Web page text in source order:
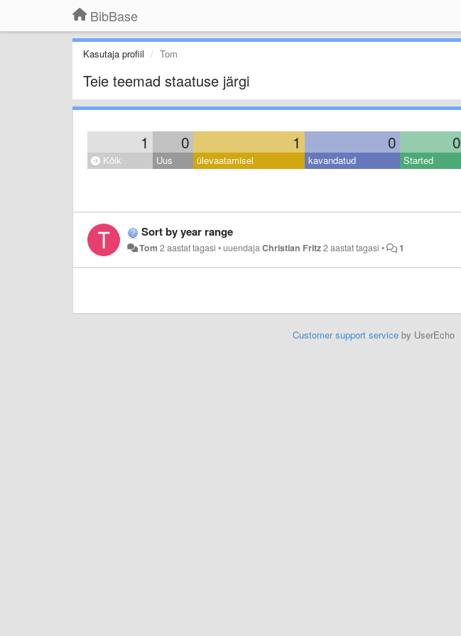
BibBase
Kasutaja profiil Tom
Teie teemad staatuse järgi
1 0 1 0 0
Kõik Uus ülevaatamisel kavandatud Started
Sort by year range
Tom 2 aastat tagasi •uuendajaChristian Fritz2 aastat tagasi • 1
Customer support serviceby UserEcho